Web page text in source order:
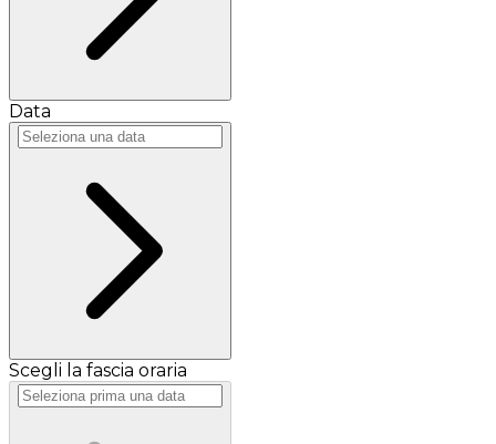
Data
Scegli la fascia oraria